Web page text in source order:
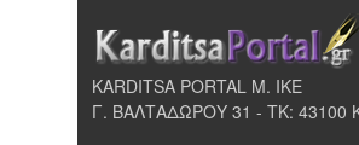
KARDITSA PORTAL Μ. ΙΚΕ
Γ. ΒΑΛΤΑΔΩΡΟΥ 31 - ΤΚ: 43100